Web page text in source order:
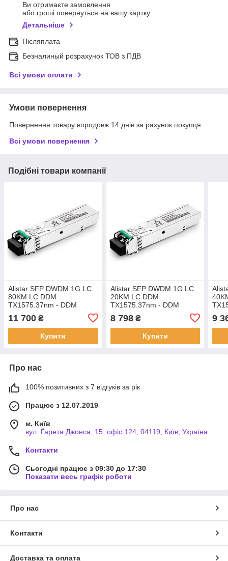
Ви отримаєте замовлення
або гроші повернуться на вашу картку
Детальніше
Післяплата
Безналиный розрахунок ТОВ з ПДВ
Всі умови оплати
Умови повернення
Повернення товару впродовж 14 днів за рахунок покупця
Всі умови повернення
Подібні товари компанії
Alistar SFP DWDM 1G LC
80KM LC DDM
TX1575.37nm - DDM
11 700 ₴
Купити
Alistar SFP DWDM 1G LC
20KM LC DDM
TX1575.37nm - DDM
8 798₴
Купити
9
Про нас
100% позитивних з 7 відгуків за рік
Працює з 12.07.2019
м. Київ
вул. Ґарета Джонса, 15, офіс 124, 04119, Київ, Україна
Контакти
Сьогодні працює з 09:30 до 17:30
Показати весь графік роботи
Про нас
Контакти
Доставка та оплата